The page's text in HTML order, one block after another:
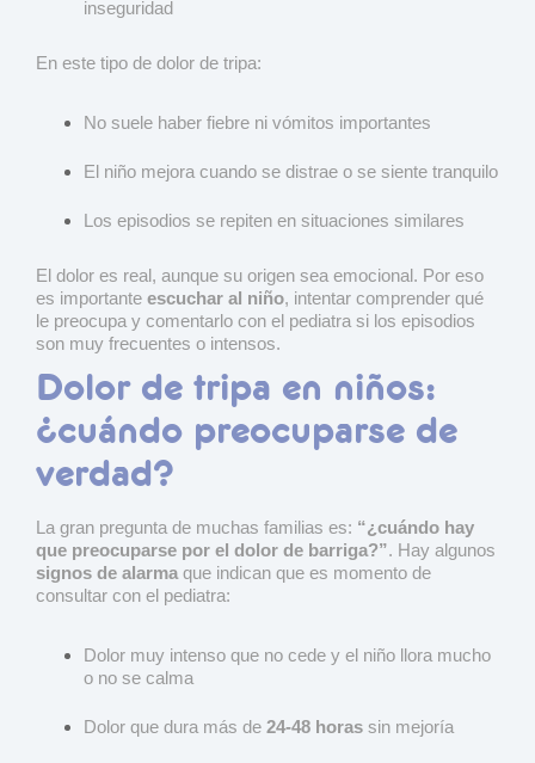
inseguridad
En este tipo de dolor de tripa:
No suele haber fiebre ni vómitos importantes
El niño mejora cuando se distrae o se siente tranquilo
Los episodios se repiten en situaciones similares
El dolor es real, aunque su origen sea emocional. Por eso
es importante escuchar al niño, intentar comprender qué
le preocupa y comentarlo con el pediatra si los episodios
son muy frecuentes o intensos.
Dolor de tripa en niños:
¿cuándo preocuparse de
verdad?
La gran pregunta de muchas familias es: “¿cuándo hay
que preocuparse por el dolor de barriga?”. Hay algunos
signos de alarma que indican que es momento de
consultar con el pediatra:
Dolor muy intenso que no cede y el niño llora mucho
o no se calma
Dolor que dura más de 24-48 horas sin mejoría